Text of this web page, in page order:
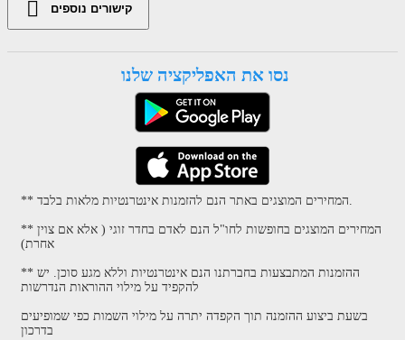
קישורים נוספים
נסו את האפליקציה שלנו
** המחירים המוצגים בחופשות לחו"ל הנם לאדם בחדר זוגי ( אלא אם צוין
אחרת)
** ההזמנות המתבצעות בחברתנו הנם אינטרנטיות וללא מגע סוכן. יש
להקפיד על מילוי ההוראות הנדרשות
בשעת ביצוע ההזמנה תוך הקפדה יתרה על מילוי השמות כפי שמופיעים
בדרכון